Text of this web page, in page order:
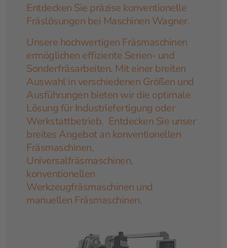
Entdecken Sie präzise konventionelle
Fräslösungen bei Maschinen Wagner.
Unsere hochwertigen Fräsmaschinen
ermöglichen effiziente Serien- und
Sonderfräsarbeiten. Mit einer breiten
Auswahl in verschiedenen Größen und
Ausführungen bieten wir die optimale
Lösung für Industriefertigung oder
Werkstattbetrieb. Entdecken Sie unser
breites Angebot an konventionellen
Fräsmaschinen,
Universalfräsmaschinen,
konventionellen
Werkzeugfräsmaschinen und
manuellen Fräsmaschinen.